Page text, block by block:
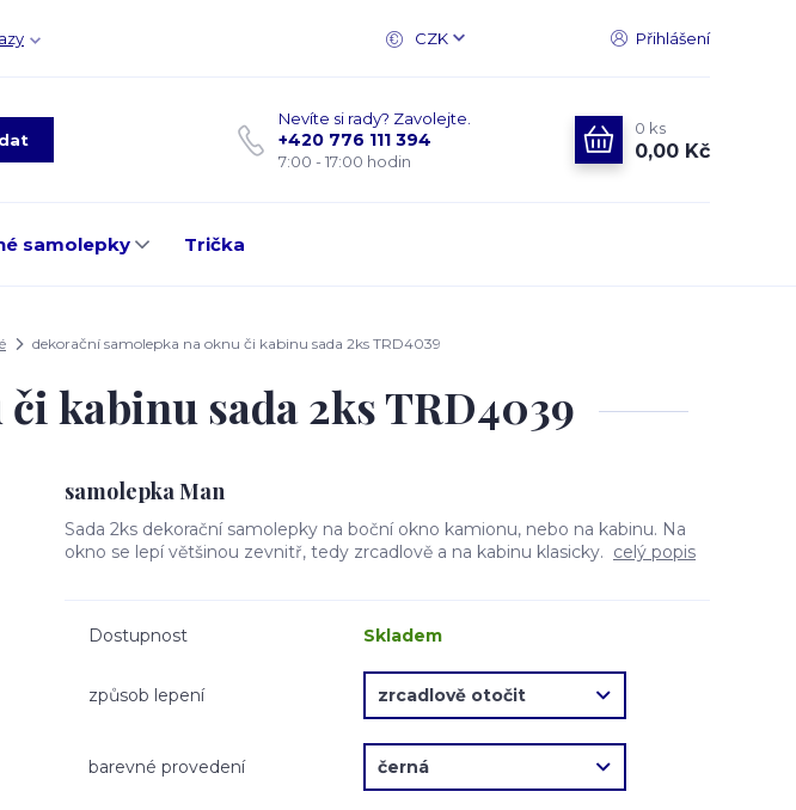
CZK Přihlášení
Nevíte si rady? Zavolejte.
+420 776 111 394
7:00 - 17:00 hodin
0 ks
0,00 Kč
samolepky Trička
dekorační samolepka na oknu či kabinu sada 2ks TRD4039
kabinu sada 2ks TRD4039
samolepka Man
Sada 2ks dekorační samolepky na boční okno kamionu, nebo na kabinu. Na
okno se lepí většinou zevnitř, tedy zrcadlově a na kabinu klasicky. celý popis
Dostupnost Skladem
způsob lepení
barevné provedení